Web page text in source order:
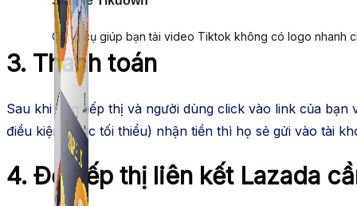
Công cụ giúp bạn tải video Tiktok không có logo nhanh
3. Thanh toán
Sau khi bạn tiếp thị và người dùng click vào link của
điều kiện (mức tối thiểu) nhận tiền thì họ sẻ gửi vào tài
​4. Để tiếp thị liên kết Lazada